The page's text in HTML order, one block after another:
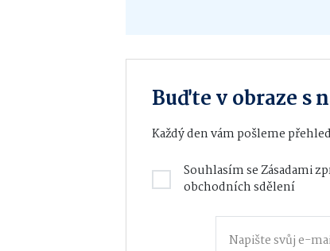
Buďte v obraze s
Každý den vám pošleme
Souhlasím seZásadami
obchodních sdělení